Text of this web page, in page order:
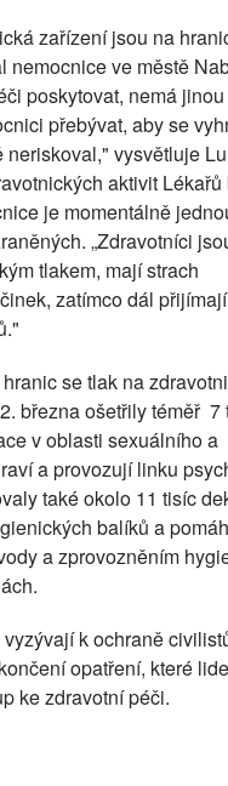
zařízení jsou na
nemocnice ve městě
poskytovat, nemá
přebývat, aby se
neriskoval," vysvětluje
aktivit Lékařů
je momentálně
„Zdravotníci
tlakem, mají strach
zatímco dál
se tlak na
března ošetřily téměř 7
v oblasti sexuálního a
a provozují linku
také okolo 11 tisíc
balíků a
a zprovozněním
k ochraně
opatření, které
ke zdravotní péči.